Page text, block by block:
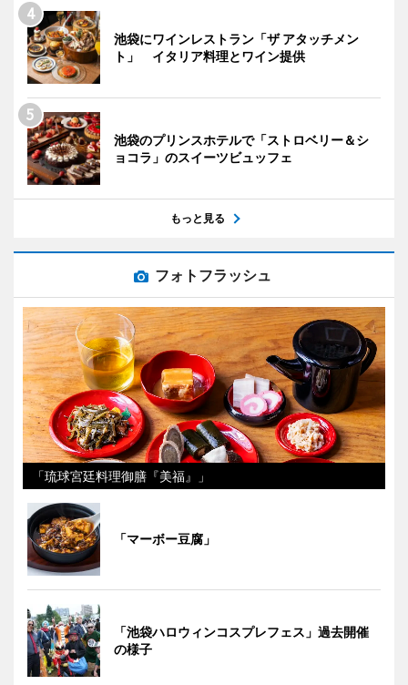
池袋にワインレストラン「ザ アタッチメン
ト」 イタリア料理とワイン提供
池袋のプリンスホテルで「ストロベリー＆シ
ョコラ」のスイーツビュッフェ
もっと見る
フォトフラッシュ
「琉球宮廷料理御膳『美福』」
「マーボー豆腐」
「池袋ハロウィンコスプレフェス」過去開催
の様子